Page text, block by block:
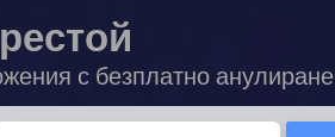
с безплатно анулиране